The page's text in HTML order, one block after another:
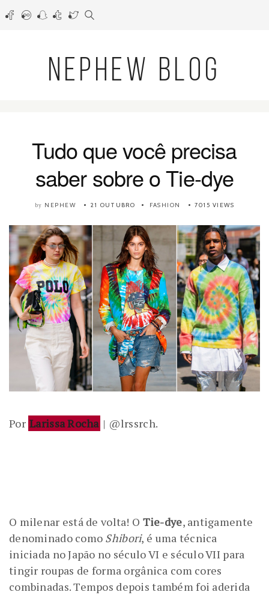
NEPHEW BLOG
Tudo que você precisa
saber sobre o Tie-dye
by NEPHEW 21 OUTUBRO FASHION 7015 VIEWS
Por Larissa Rocha | @lrssrch.
O milenar está de volta! O Tie-dye, antigamente
denominado como Shibori, é uma técnica
iniciada no Japão no século VI e século VII para
tingir roupas de forma orgânica com cores
combinadas. Tempos depois também foi aderida